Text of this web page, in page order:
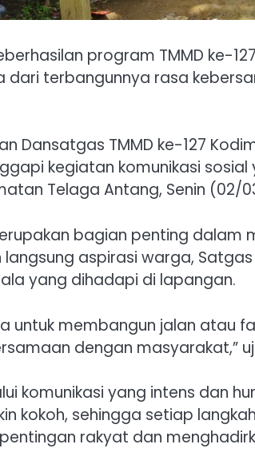
program TMMD ke-
dari terbangunnya rasa
Dansatgas TMMD ke-127
kegiatan komunikasi sosial
Telaga Antang, Senin (02/
bagian penting dalam
aspirasi warga,
yang dihadapi di lapangan.
untuk membangun jalan atau
dengan masyarakat,”
komunikasi yang intens dan
kokoh, sehingga setiap
rakyat dan